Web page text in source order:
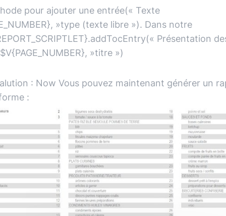
pour ajouter une entrée(« Texte
»type (texte libre »). Dans notre
Présentation
»titre »)
: Now Vous pouvez maintenant générer un
: